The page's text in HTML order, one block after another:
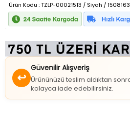
Ürün Kodu : TZLP-00021513 / Siyah / 1508163
Güvenilir Alışveriş
Ürününüzü teslim aldıktan sonra
kolayca iade edebilirsiniz.